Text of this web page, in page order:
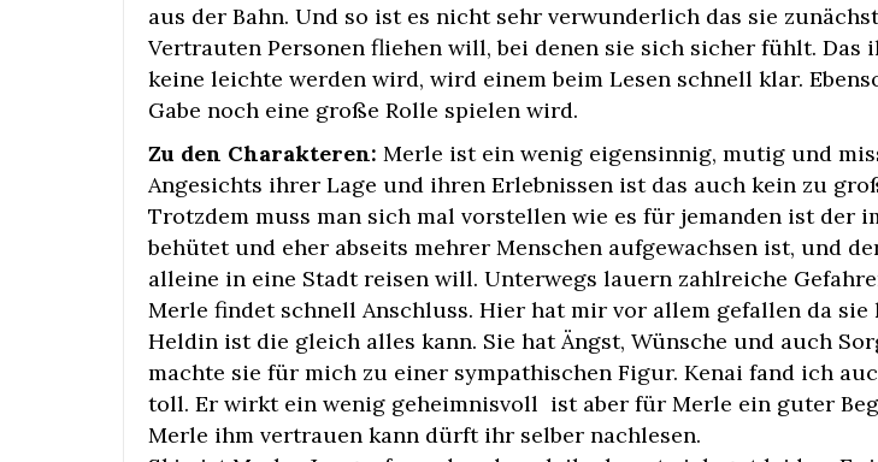
aus der Bahn. Und so ist es nicht sehr verwunderlich das sie
Vertrauten Personen fliehen will, bei denen sie sich sicher fühlt. Das
keine leichte werden wird, wird einem beim Lesen schnell klar.
Gabe noch eine große Rolle spielen wird.
Zu den Charakteren: Merle ist ein wenig eigensinnig, mutig und
Angesichts ihrer Lage und ihren Erlebnissen ist das auch kein zu
Trotzdem muss man sich mal vorstellen wie es für jemanden ist der
behütet und eher abseits mehrer Menschen aufgewachsen ist, und
alleine in eine Stadt reisen will. Unterwegs lauern zahlreiche
Merle findet schnell Anschluss. Hier hat mir vor allem gefallen da sie
Heldin ist die gleich alles kann. Sie hat Ängst, Wünsche und auch
machte sie für mich zu einer sympathischen Figur. Kenai fand ich
toll. Er wirkt ein wenig geheimnisvoll ist aber für Merle ein guter
Merle ihm vertrauen kann dürft ihr selber nachlesen.